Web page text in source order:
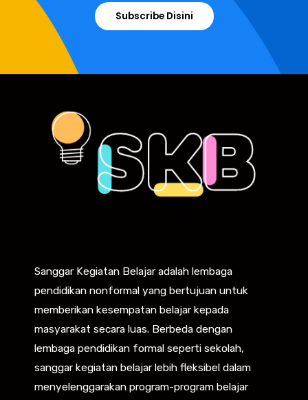
Subscribe Disini
Sanggar Kegiatan Belajar adalah lembaga
pendidikan nonformal yang bertujuan untuk
memberikan kesempatan belajar kepada
masyarakat secara luas. Berbeda dengan
lembaga pendidikan formal seperti sekolah,
sanggar kegiatan belajar lebih fleksibel dalam
menyelenggarakan program-program belajar